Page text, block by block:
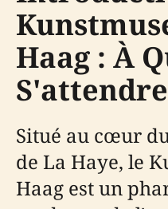
Haag : À
S'attendre
Situé au cœur
de La Haye, le
Haag est un